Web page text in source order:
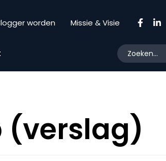
worden Missie & Visie
(verslag)